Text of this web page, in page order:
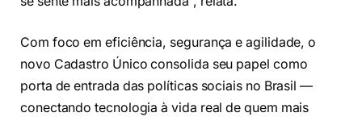
Com foco em eficiência, segurança e agilidade, o
novo Cadastro Único consolida seu papel como
porta de entrada das políticas sociais no Brasil —
conectando tecnologia à vida real de quem mais